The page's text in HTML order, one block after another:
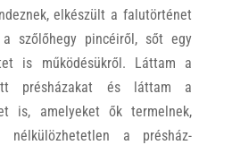
elkészült a falutörténet
szőlőhegy pincéiről, sőt egy
is működésükről. Láttam a
présházakat és láttam a
is, amelyeket ők termelnek,
a présház-